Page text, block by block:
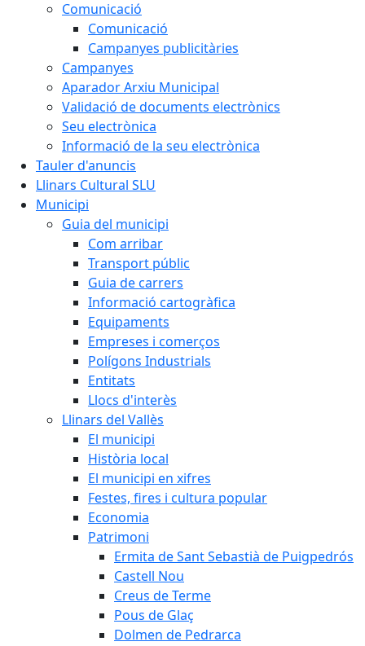
Comunicació
Comunicació
Campanyes publicitàries
Campanyes
Aparador Arxiu Municipal
Validació de documents electrònics
Seu electrònica
Informació de la seu electrònica
Tauler d'anuncis
Llinars Cultural SLU
Municipi
Guia del municipi
Com arribar
Transport públic
Guia de carrers
Informació cartogràfica
Equipaments
Empreses i comerços
Polígons Industrials
Entitats
Llocs d'interès
Llinars del Vallès
El municipi
Història local
El municipi en xifres
Festes, fires i cultura popular
Economia
Patrimoni
Ermita de Sant Sebastià de Puigpedrós
Castell Nou
Creus de Terme
Pous de Glaç
Dolmen de Pedrarca